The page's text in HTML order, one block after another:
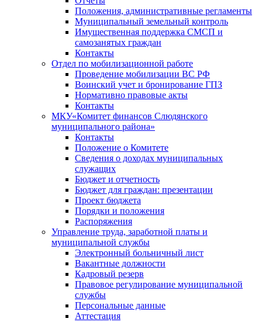
Положения, административные регламенты
Муниципальный земельный контроль
Имущественная поддержка СМСП и
самозанятых граждан
Контакты
Отдел по мобилизационной работе
Проведение мобилизации ВС РФ
Воинский учет и бронирование ГПЗ
Нормативно правовые акты
Контакты
МКУ«Комитет финансов Слюдянского
муниципального района»
Контакты
Положение о Комитете
Сведения о доходах муниципальных
служащих
Бюджет и отчетность
Бюджет для граждан: презентации
Проект бюджета
Порядки и положения
Распоряжения
Управление труда, заработной платы и
муниципальной службы
Электронный больничный лист
Вакантные должности
Кадровый резерв
Правовое регулирование муниципальной
службы
Персональные данные
Аттестация